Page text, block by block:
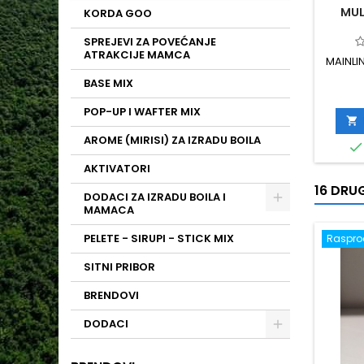
KORDA GOO
SPREJEVI ZA POVEĆANJE
ATRAKCIJE MAMCA
BASE MIX
POP-UP I WAFTER MIX
AROME (MIRISI) ZA IZRADU BOILA
AKTIVATORI
DODACI ZA IZRADU BOILA I
MAMACA
PELETE - SIRUPI - STICK MIX
SITNI PRIBOR
BRENDOVI
DODACI


16